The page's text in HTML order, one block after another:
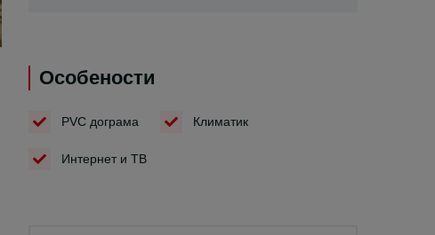
Особености
PVC дограма Климатик
Интернет и ТВ